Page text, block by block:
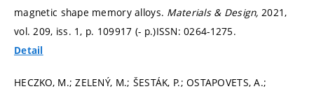
magnetic shape memory alloys. Materials & Design,2021,
vol. 209, iss. 1, p. 109917 (- p.)ISSN: 0264-1275.
Detail
HECZKO, M.; ZELENÝ, M.; ŠESTÁK, P.; OSTAPOVETS, A.;